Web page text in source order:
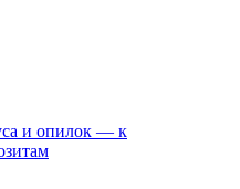
и опилок — к